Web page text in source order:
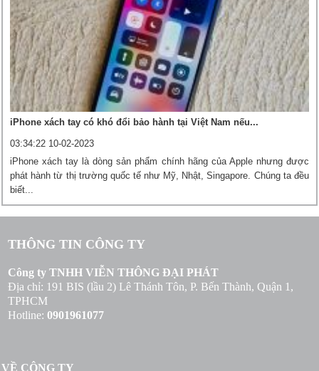
iPhone xách tay có khó đổi bảo hành tại Việt Nam nếu...
03:34:22 10-02-2023
iPhone xách tay là dòng sản phẩm chính hãng của Apple nhưng được
phát hành từ thị trường quốc tế như Mỹ, Nhật, Singapore. Chúng ta đều
biết...
THÔNG TIN CÔNG TY
Công ty TNHH VIỄN THÔNG ĐẠI PHÁT
Địa chỉ: 191 BIS (lầu 2) Lê Thánh Tôn, P. Bến Thành, Quận 1,
TPHCM
Hotline:0901961077
VỀ CÔNG TY